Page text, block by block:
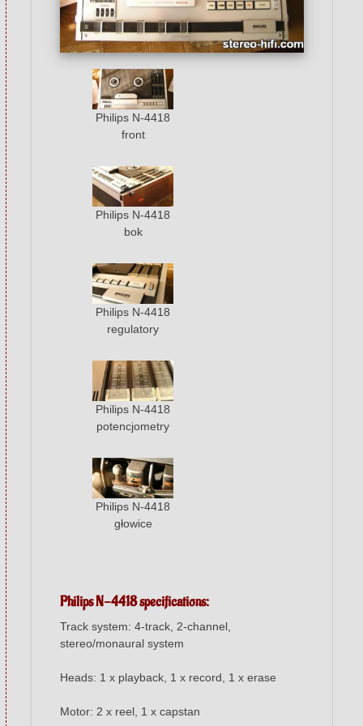
Philips N-4418
front
Philips N-4418
bok
Philips N-4418
regulatory
Philips N-4418
potencjometry
Philips N-4418
głowice
Philips N-4418 specifications:
Track system: 4-track, 2-channel,
stereo/monaural system
Heads: 1 x playback, 1 x record, 1 x erase
Motor: 2 x reel, 1 x capstan